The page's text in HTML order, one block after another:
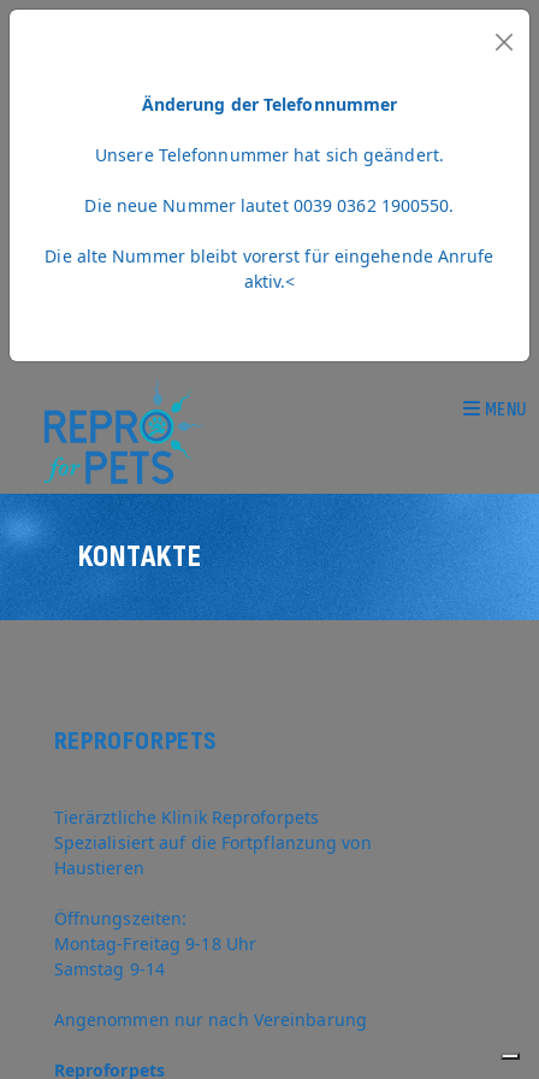
Änderung der Telefonnummer
Unsere Telefonnummer hat sich geändert.
Die neue Nummer lautet 0039 0362 1900550.
Die alte Nummer bleibt vorerst für eingehende Anrufe
aktiv.<
MENU
KONTAKTE
REPROFORPETS
Tierärztliche Klinik Reproforpets
Spezialisiert auf die Fortpflanzung von
Haustieren
Öffnungszeiten:
Montag-Freitag 9-18 Uhr
Samstag 9-14
Angenommen nur nach Vereinbarung
Reproforpets